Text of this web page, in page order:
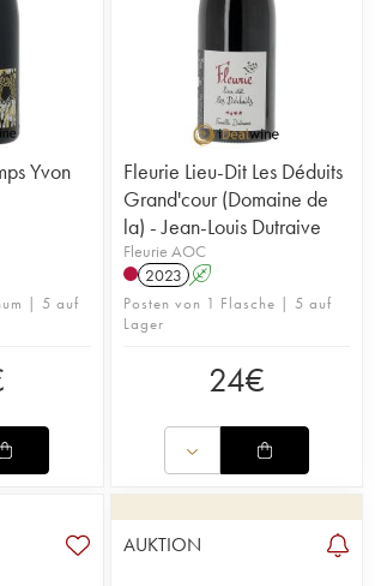
Yvon
| 5 auf
Fleurie Lieu-Dit Les Déduits
Grand'cour (Domaine de
la) - Jean-Louis Dutraive
Fleurie AOC
2023 A
Posten von 1 Flasche | 5 auf
Lager
24€
AUKTION